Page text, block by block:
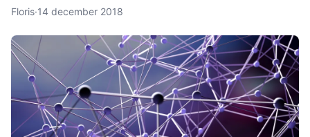
het instellen van een bot nog aardig wat tijd en
Floris·14 december 2018